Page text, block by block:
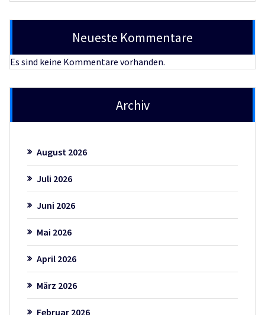
Neueste Kommentare
Es sind keine Kommentare vorhanden.
Archiv
August 2026
Juli 2026
Juni 2026
Mai 2026
April 2026
März 2026
Februar 2026